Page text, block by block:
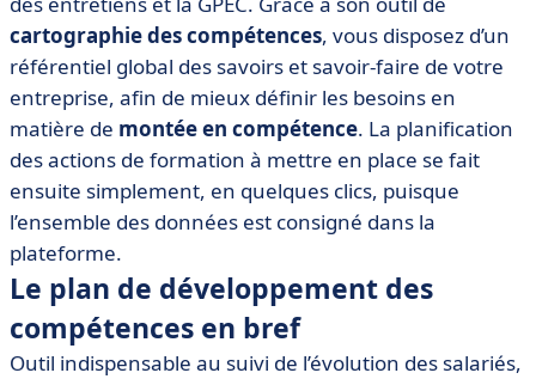
cartographie des compétences, vous disposez d’un
référentiel global des savoirs et savoir-faire de votre
entreprise, afin de mieux définir les besoins en
matière de montée en compétence. La planification
des actions de formation à mettre en place se fait
ensuite simplement, en quelques clics, puisque
l’ensemble des données est consigné dans la
plateforme.
Le plan de développement des
compétences en bref
Outil indispensable au suivi de l’évolution des salariés,